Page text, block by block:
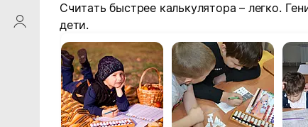
ProfileSaby
Считать быстрее калькулятора – легко.
дети.